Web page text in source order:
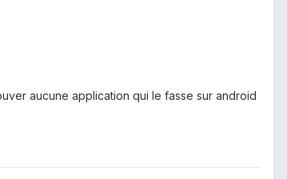
aucune application qui le fasse sur android